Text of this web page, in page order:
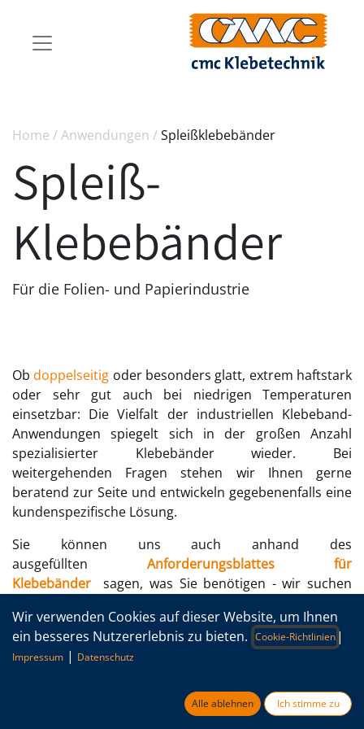
Home /Anwendungen /Spleißklebebänder
Spleiß-
Klebebänder
Für die Folien- und Papierindustrie
Obdoppelseitig oder besonders glatt, extrem haftstark
oder sehr gut auch bei niedrigen Temperaturen
einsetzbar: Die Vielfalt der industriellen Klebeband-
Anwendungen spiegelt sich in der großen Anzahl
spezialisierter Klebebänder wieder. Bei
weitergehenden Fragen stehen wir Ihnen gerne
beratend zur Seite und entwickeln gegebenenfalls eine
kundenspezifische Lösung.
Sie können uns auch anhand des
ausgefüllten Anforderungsblattes für
Klebebänder
sagen, was Sie benötigen - wir suchen
Sortiment.
NEU: CMC 12093 - schwarzes Splice Klebeband
mit einem ordentlich haftenden Kautschukkleber, der
auch auf vielen niederenergetischen Untergründen gut
Wir verwenden Cookies auf dieser Website, um Ihnen
ein besseres Nutzererlebnis zu bieten. Cookie-Richtlinien |
Impressum | Datenschutz
Alle ablehnen Ich stimme zu